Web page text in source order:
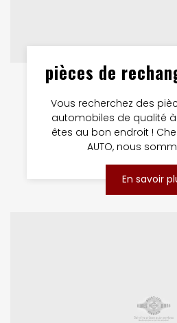
pièces de
Vous recherchez des
automobiles de qualité à
êtes au bon endroit !
AUTO, nous
En savoir